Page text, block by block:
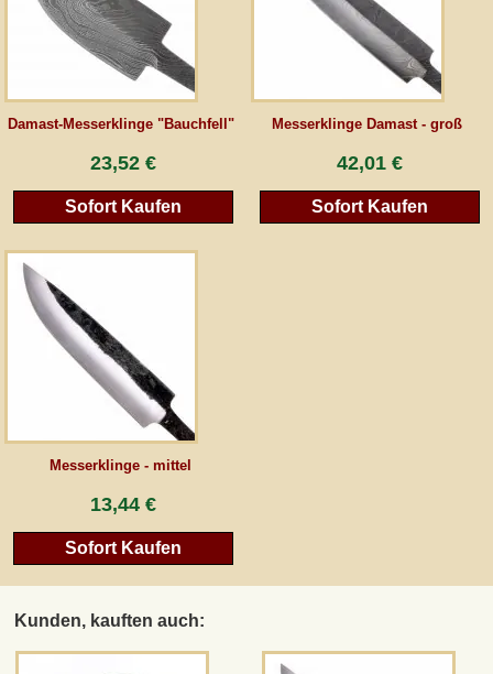
Damast-Messerklinge "Bauchfell"
23,52 €
Sofort Kaufen
Messerklinge Damast - groß
42,01 €
Sofort Kaufen
Messerklinge - mittel
13,44 €
Sofort Kaufen
Kunden, kauften auch:
Mittelalter-Großhandel
Gästebuch
Newsletter
*Alle Preise inkl. MwSt., inkl. Verpackungskosten, zggl. Versandkosten und zzgl.
eventueller Zölle (bei Nicht-EU-Ländern). Durchgestrichene Preise entsprechen dem
bisherigen Preis bei peraperis.com.